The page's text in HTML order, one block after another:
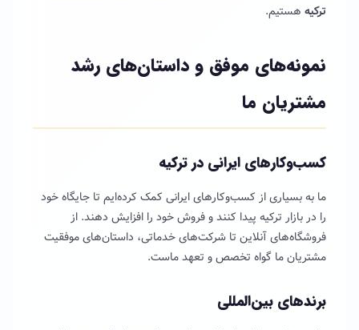
ترکیه هستیم.
نمونه‌های موفق و داستان‌های رشد
مشتریان ما
کسب‌وکارهای ایرانی در ترکیه
ما به بسیاری از کسب‌وکارهای ایرانی کمک کرده‌ایم تا جایگاه خود
را در بازار ترکیه پیدا کنند و فروش خود را افزایش دهند. از
فروشگاه‌های آنلاین تا شرکت‌های خدماتی، داستان‌های موفقیت
مشتریان ما گواه تخصص و تعهد ماست.
برندهای بین‌المللی